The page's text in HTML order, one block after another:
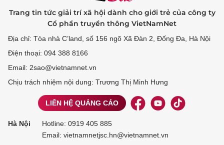
Trang tin tức giải trí xã hội dành cho giới trẻ của công ty
Cổ phần truyền thông VietNamNet
Địa chỉ: Tòa nhà C’land, số 156 ngõ Xã Đàn 2, Đống Đa, Hà Nội
Điện thoại: 094 388 8166
Email: 2sao@vietnamnet.vn
Chịu trách nhiệm nội dung: Trương Thị Minh Hưng
LIÊN HỆ QUẢNG CÁO
Hà Nội Hotline: 0919 405 885
Email: vietnamnetjsc.hn@vietnamnet.vn